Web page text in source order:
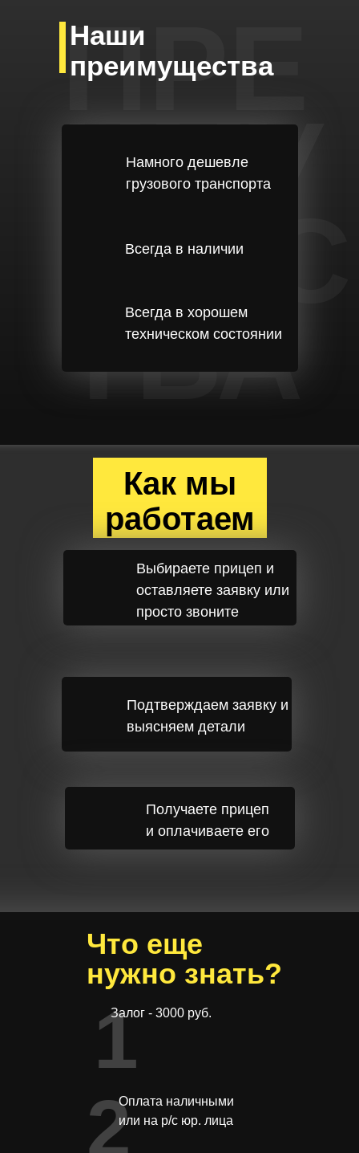
ПРЕ
ИМУ
ЩЕС
ТВА
Наши
преимущества
Намного дешевле
грузового транспорта
Всегда в наличии
Всегда в хорошем
техническом состоянии
Выбираете прицеп и
оставляете заявку или
просто звоните
Подтверждаем заявку и
выясняем детали
Получаете прицеп
и оплачиваете его
Залог - 3000 руб.
Оплата наличными
или на р/с юр. лица
Что еще
нужно знать?
1
2
Как мы
работаем